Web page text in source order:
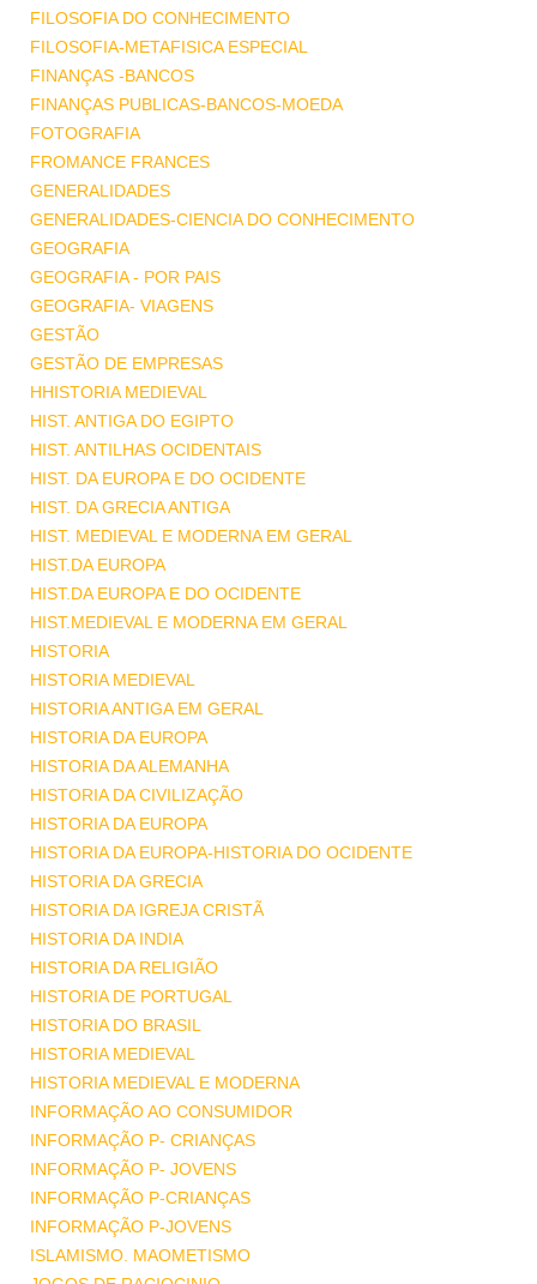
FILOSOFIA DO CONHECIMENTO
FILOSOFIA-METAFISICA ESPECIAL
FINANÇAS -BANCOS
FINANÇAS PUBLICAS-BANCOS-MOEDA
FOTOGRAFIA
FROMANCE FRANCES
GENERALIDADES
GENERALIDADES-CIENCIA DO CONHECIMENTO
GEOGRAFIA
GEOGRAFIA - POR PAIS
GEOGRAFIA- VIAGENS
GESTÃO
GESTÃO DE EMPRESAS
HHISTORIA MEDIEVAL
HIST. ANTIGA DO EGIPTO
HIST. ANTILHAS OCIDENTAIS
HIST. DA EUROPA E DO OCIDENTE
HIST. DA GRECIA ANTIGA
HIST. MEDIEVAL E MODERNA EM GERAL
HIST.DA EUROPA
HIST.DA EUROPA E DO OCIDENTE
HIST.MEDIEVAL E MODERNA EM GERAL
HISTORIA
HISTORIA MEDIEVAL
HISTORIA ANTIGA EM GERAL
HISTORIA DA EUROPA
HISTORIA DA ALEMANHA
HISTORIA DA CIVILIZAÇÃO
HISTORIA DA EUROPA
HISTORIA DA EUROPA-HISTORIA DO OCIDENTE
HISTORIA DA GRECIA
HISTORIA DA IGREJA CRISTÃ
HISTORIA DA INDIA
HISTORIA DA RELIGIÃO
HISTORIA DE PORTUGAL
HISTORIA DO BRASIL
HISTORIA MEDIEVAL
HISTORIA MEDIEVAL E MODERNA
INFORMAÇÃO AO CONSUMIDOR
INFORMAÇÃO P- CRIANÇAS
INFORMAÇÃO P- JOVENS
INFORMAÇÃO P-CRIANÇAS
INFORMAÇÃO P-JOVENS
ISLAMISMO. MAOMETISMO